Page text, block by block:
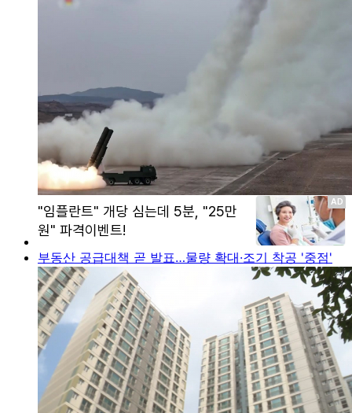
부동산 공급대책 곧 발표…물량 확대·조기 착공 '중점'